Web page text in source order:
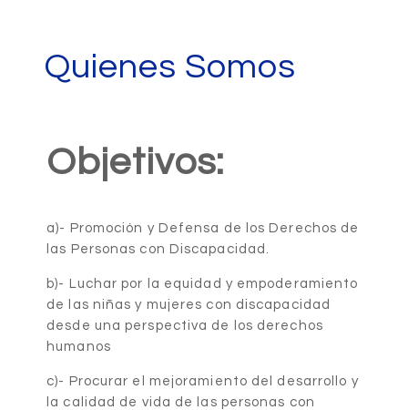
Quienes Somos
Objetivos:
a)- Promoción y Defensa de los Derechos de
las Personas con Discapacidad.
b)- Luchar por la equidad y empoderamiento
de las niñas y mujeres con discapacidad
desde una perspectiva de los derechos
humanos
c)- Procurar el mejoramiento del desarrollo y
la calidad de vida de las personas con